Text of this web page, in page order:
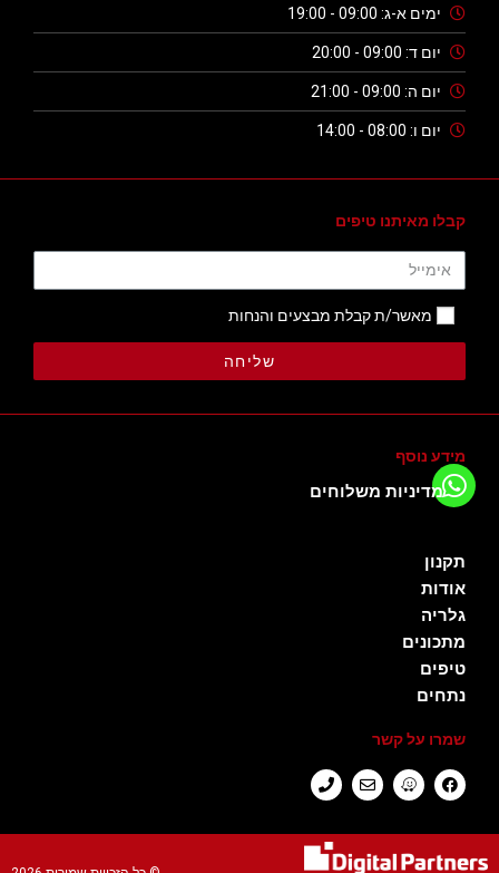
ימים א-ג: 09:00 - 19:00
יום ד: 09:00 - 20:00
יום ה: 09:00 - 21:00
יום ו: 08:00 - 14:00
קבלו מאיתנו טיפים
מאשר/ת קבלת מבצעים והנחות
שליחה
מידע נוסף
מדיניות משלוחים
תקנון
אודות
גלריה
מתכונים
טיפים
נתחים
שמרו על קשר